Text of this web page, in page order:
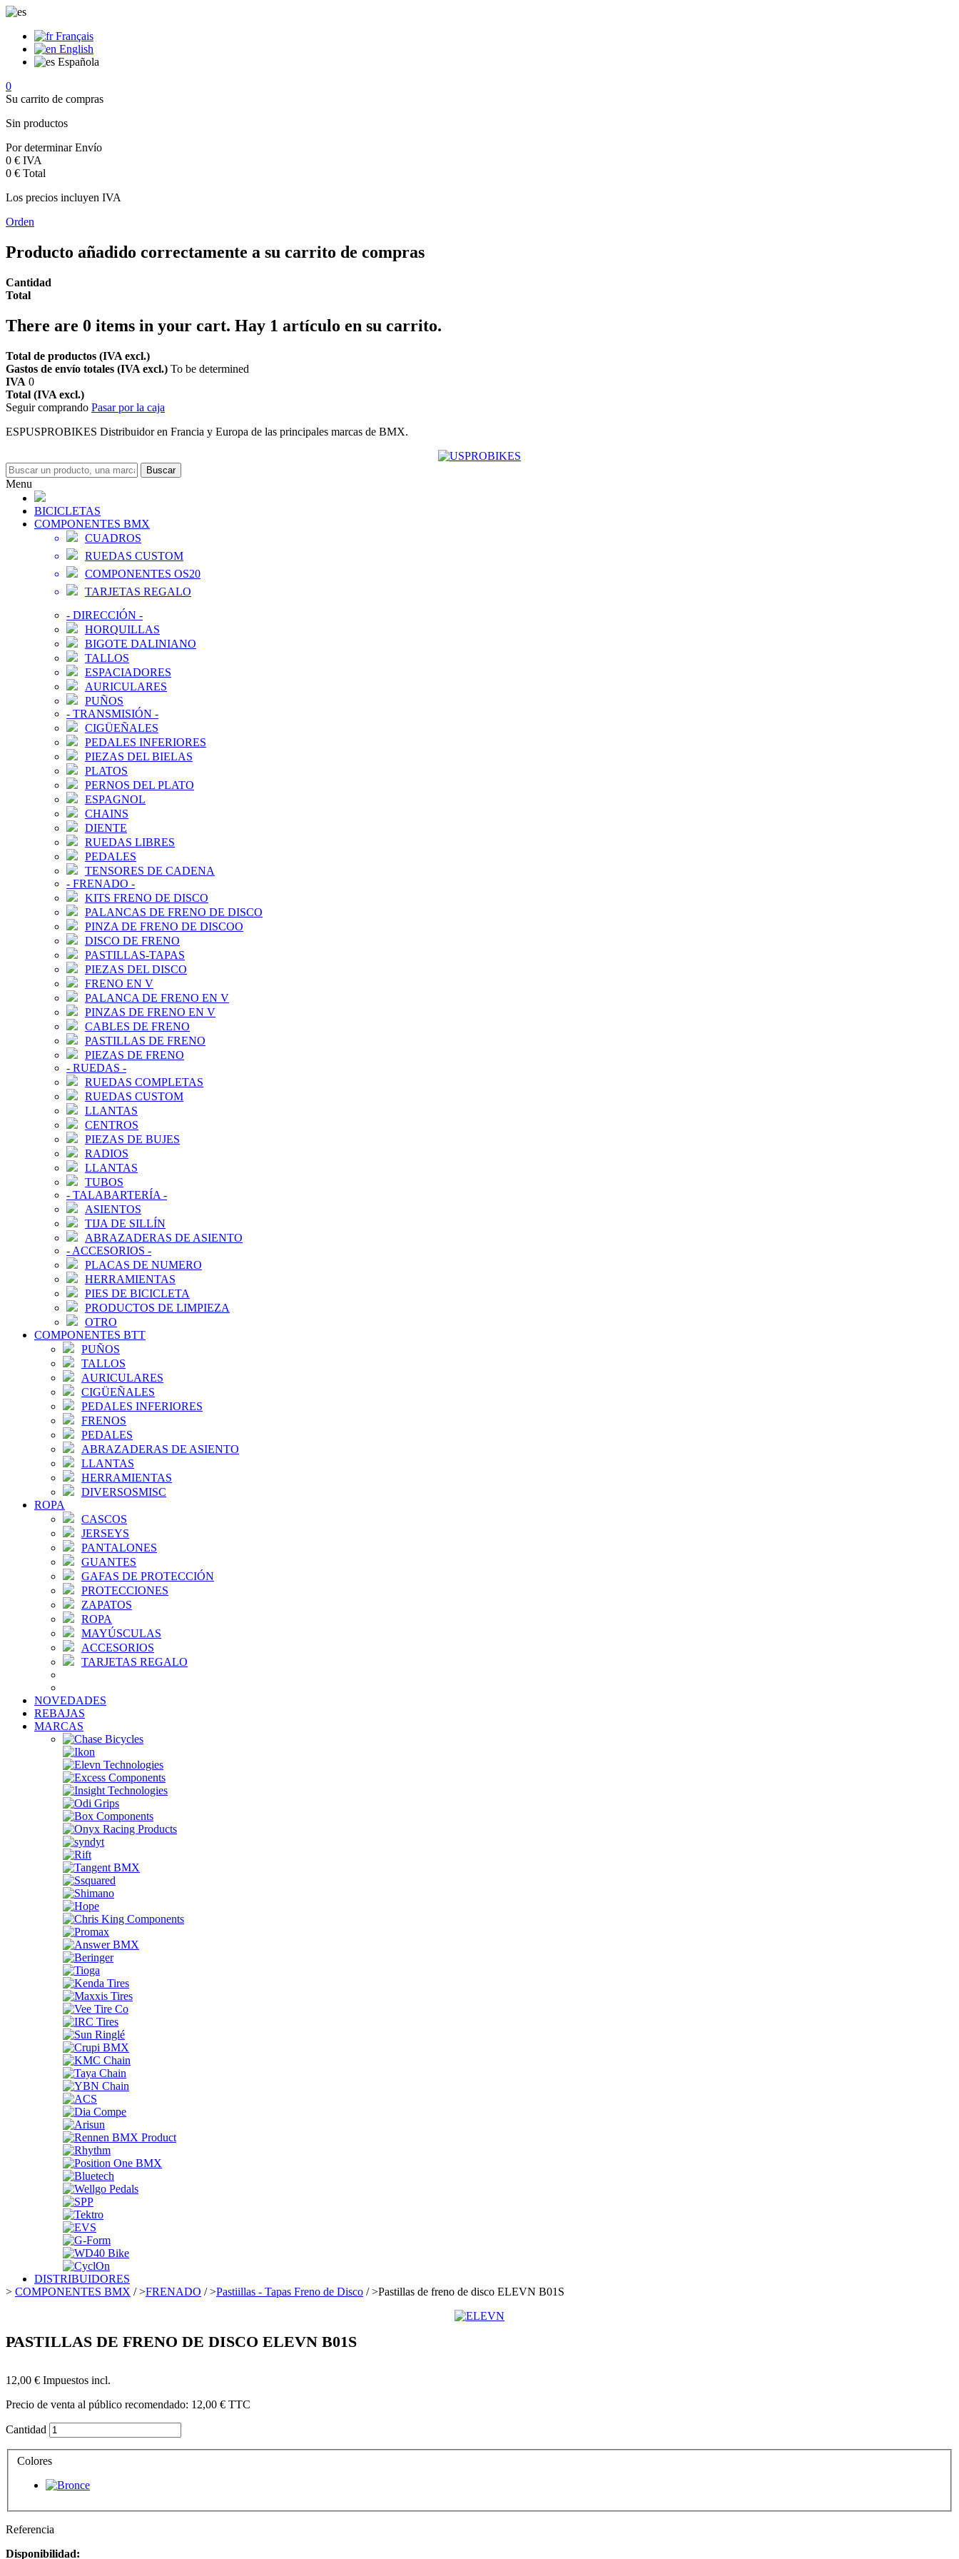
Français
English
Española
0
Su carrito de compras
Sin productos
Por determinarEnvío
0 € IVA
0 € Total
Los precios incluyen IVA
Orden
Producto añadido correctamente a su carrito de compras
Cantidad
Total
There are 0 items in your cart. Hay 1 artículo en su carrito.
Total de productos (IVA excl.)
Gastos de envío totales (IVA excl.) To be determined
IVA 0
Total (IVA excl.)
Seguir comprando Pasar por la caja
ESPUSPROBIKES Distribuidor en Francia y Europa de las principales marcas de BMX.
Buscar
Menu
BICICLETAS
COMPONENTES BMX
CUADROS
RUEDAS CUSTOM
COMPONENTES OS20
TARJETAS REGALO
- DIRECCIÓN -
HORQUILLAS
BIGOTE DALINIANO
TALLOS
ESPACIADORES
AURICULARES
PUÑOS
- TRANSMISIÓN -
CIGÜEÑALES
PEDALES INFERIORES
PIEZAS DEL BIELAS
PLATOS
PERNOS DEL PLATO
ESPAGNOL
CHAINS
DIENTE
RUEDAS LIBRES
PEDALES
TENSORES DE CADENA
- FRENADO -
KITS FRENO DE DISCO
PALANCAS DE FRENO DE DISCO
PINZA DE FRENO DE DISCOO
DISCO DE FRENO
PASTILLAS-TAPAS
PIEZAS DEL DISCO
FRENO EN V
PALANCA DE FRENO EN V
PINZAS DE FRENO EN V
CABLES DE FRENO
PASTILLAS DE FRENO
PIEZAS DE FRENO
- RUEDAS -
RUEDAS COMPLETAS
RUEDAS CUSTOM
LLANTAS
CENTROS
PIEZAS DE BUJES
RADIOS
LLANTAS
TUBOS
- TALABARTERÍA -
ASIENTOS
TIJA DE SILLÍN
ABRAZADERAS DE ASIENTO
- ACCESORIOS -
PLACAS DE NUMERO
HERRAMIENTAS
PIES DE BICICLETA
PRODUCTOS DE LIMPIEZA
OTRO
COMPONENTES BTT
PUÑOS
TALLOS
AURICULARES
CIGÜEÑALES
PEDALES INFERIORES
FRENOS
PEDALES
ABRAZADERAS DE ASIENTO
LLANTAS
HERRAMIENTAS
DIVERSOSMISC
ROPA
CASCOS
JERSEYS
PANTALONES
GUANTES
GAFAS DE PROTECCIÓN
PROTECCIONES
ZAPATOS
ROPA
MAYÚSCULAS
ACCESORIOS
TARJETAS REGALO
NOVEDADES
REBAJAS
MARCAS
DISTRIBUIDORES
> COMPONENTES BMX />FRENADO />Pastiillas - Tapas Freno de Disco />Pastillas de freno de disco ELEVN B01S
PASTILLAS DE FRENO DE DISCO ELEVN B01S
12,00 € Impuestos incl.
Precio de venta al público recomendado: 12,00 € TTC
Cantidad
Colores
Referencia
Disponibilidad: